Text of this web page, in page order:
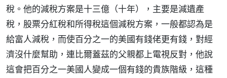
稅。他的減稅方案是十三億（十年），主要是減遺產
稅，股票分紅稅和所得稅這個減稅方案，一般都認為是
給富人減稅，而使百分之一的美國有錢佬更有錢，對經
濟沒什麼幫助，連比爾蓋茲的父親都上電視反對，他說
這會把百分之一美國人變成一個有錢的貴族階級，這種